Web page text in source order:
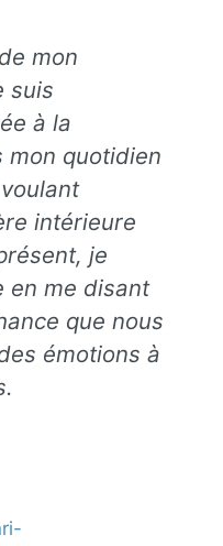
mon
suis
à la
mon quotidien
intérieure
je
en me disant
que nous
émotions à